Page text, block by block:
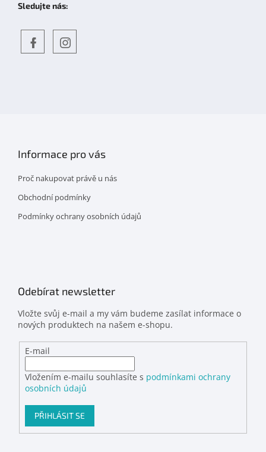
Sledujte nás:
Informace pro vás
Proč nakupovat právě u nás
Obchodní podmínky
Podmínky ochrany osobních údajů
Odebírat newsletter
Vložte svůj e-mail a my vám budeme zasílat informace o
nových produktech na našem e-shopu.
E-mail
Vložením e-mailu souhlasíte s podmínkami ochrany
osobních údajů
PŘIHLÁSIT SE